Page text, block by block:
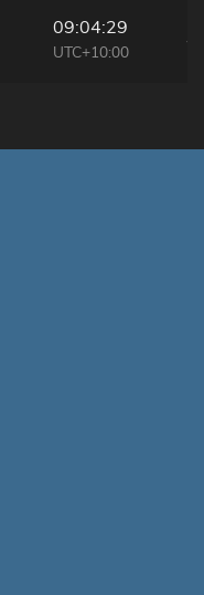
09:04:29
UTC+10:00